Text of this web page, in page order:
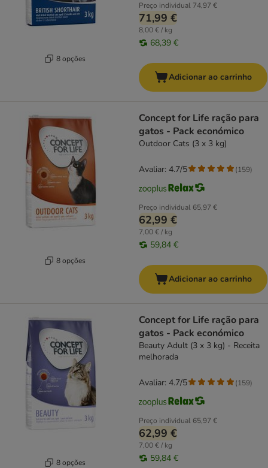
8 opções
Preço individual 74,97 €
71,99 €
8,00 € / kg
68,39 €
Adicionar ao carrinho
8 opções
Concept for Life ração para
gatos - Pack económico
Outdoor Cats (3 x 3 kg)
Preço individual 65,97 €
62,99 €
7,00 € / kg
59,84 €
Avaliar: 4.7/5 (159)
Adicionar ao carrinho
8 opções
Concept for Life ração para
gatos - Pack económico
Beauty Adult (3 x 3 kg) - Receita
melhorada
Preço individual 65,97 €
62,99 €
7,00 € / kg
59,84 €
Avaliar: 4.7/5 (159)